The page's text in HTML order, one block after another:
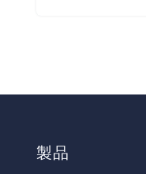
製品